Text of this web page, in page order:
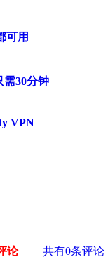
可用
需30分钟
VPN
论 共有0条评论